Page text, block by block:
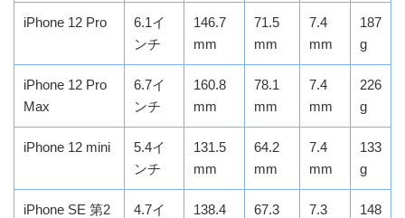
iPhone 12 Pro
6.1イ
ンチ
146.7
mm
71.5
mm
7.4
mm
187
g
iPhone 12 Pro
Max
6.7イ
ンチ
160.8
mm
78.1
mm
7.4
mm
226
g
iPhone 12 mini
5.4イ
ンチ
131.5
mm
64.2
mm
7.4
mm
133
g
iPhone SE 第2
4.7イ
138.4
67.3
7.3
148